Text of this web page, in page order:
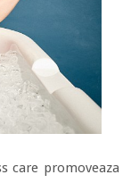
care promoveaza